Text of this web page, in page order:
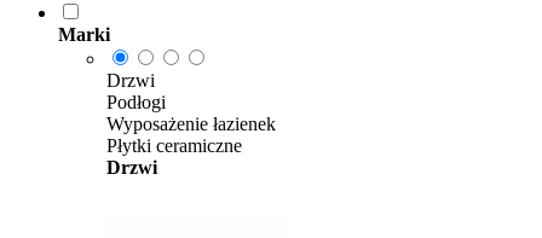
Marki
Drzwi
Podłogi
Wyposażenie łazienek
Płytki ceramiczne
Drzwi